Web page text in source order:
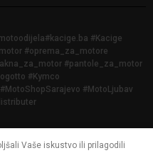
#Kacige
#oprema_za_motore
#pantole_za_motor
#Kymco
#MotoLjubav
Vaše iskustvo ili prilagodili